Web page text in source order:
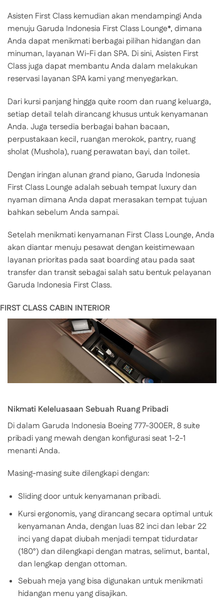
Asisten First Class kemudian akan mendampingi Anda
menuju Garuda Indonesia First Class Lounge*, dimana
Anda dapat menikmati berbagai pilihan hidangan dan
minuman, layanan Wi-Fi dan SPA. Di sini, Asisten First
Class juga dapat membantu Anda dalam melakukan
reservasi layanan SPA kami yang menyegarkan.
Dari kursi panjang hingga quite room dan ruang keluarga,
setiap detail telah dirancang khusus untuk kenyamanan
Anda. Juga tersedia berbagai bahan bacaan,
perpustakaan kecil, ruangan merokok, pantry, ruang
sholat (Mushola), ruang perawatan bayi, dan toilet.
Dengan iringan alunan grand piano, Garuda Indonesia
First Class Lounge adalah sebuah tempat luxury dan
nyaman dimana Anda dapat merasakan tempat tujuan
bahkan sebelum Anda sampai.
Setelah menikmati kenyamanan First Class Lounge, Anda
akan diantar menuju pesawat dengan keistimewaan
layanan prioritas pada saat boarding atau pada saat
transfer dan transit sebagai salah satu bentuk pelayanan
Garuda Indonesia First Class.
FIRST CLASS CABIN INTERIOR
Nikmati Keleluasaan Sebuah Ruang Pribadi
Di dalam Garuda Indonesia Boeing 777-300ER, 8 suite
pribadi yang mewah dengan konfigurasi seat 1-2-1
menanti Anda.
Masing-masing suite dilengkapi dengan:
Sliding door untuk kenyamanan pribadi.
Kursi ergonomis, yang dirancang secara optimal untuk
kenyamanan Anda, dengan luas 82 inci dan lebar 22
inci yang dapat diubah menjadi tempat tidurdatar
(180°) dan dilengkapi dengan matras, selimut, bantal,
dan lengkap dengan ottoman.
Sebuah meja yang bisa digunakan untuk menikmati
hidangan menu yang disajikan.